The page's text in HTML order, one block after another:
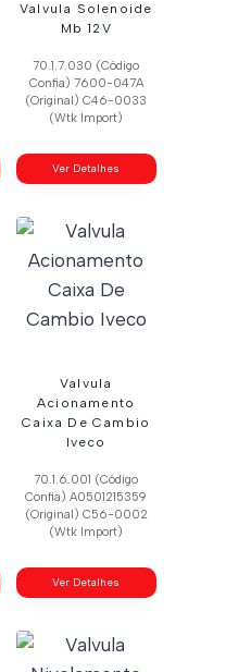
Valvula Solenoide
Mb 12V
70.1.7.030 (Código
Confia) 7600-047A
(Original) C46-0033
(Wtk Import)
Ver Detalhes
Valvula
Acionamento
Caixa De Cambio
Iveco
70.1.6.001 (Código
Confia) A0501215359
(Original) C56-0002
(Wtk Import)
Ver Detalhes